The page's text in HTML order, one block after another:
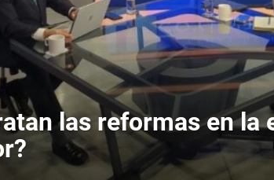
las reformas en la